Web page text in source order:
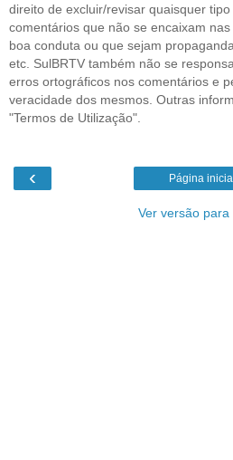
direito de excluir/revisar quaisquer tipo
comentários que não se encaixam
boa conduta ou que sejam
etc. SulBRTV também não se
erros ortográficos nos comentários e
veracidade dos mesmos. Outras
"Termos de Utilização".
‹ Página inicial
Ver versão para